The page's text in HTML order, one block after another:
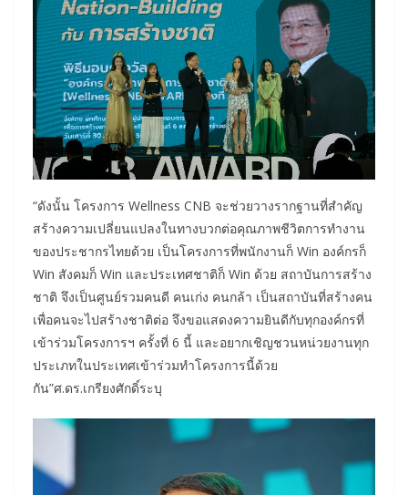
“ดังนั้น โครงการ Wellness CNB จะช่วยวางรากฐานที่สำคัญ
สร้างความเปลี่ยนแปลงในทางบวกต่อคุณภาพชีวิตการทำงาน
ของประชากรไทยด้วย เป็นโครงการที่พนักงานก็ Win องค์กรก็
Win สังคมก็ Win และประเทศชาติก็ Win ด้วย สถาบันการสร้าง
ชาติ จึงเป็นศูนย์รวมคนดี คนเก่ง คนกล้า เป็นสถาบันที่สร้างคน
เพื่อคนจะไปสร้างชาติต่อ จึงขอแสดงความยินดีกับทุกองค์กรที่
เข้าร่วมโครงการฯ ครั้งที่ 6 นี้ และอยากเชิญชวนหน่วยงานทุก
ประเภทในประเทศเข้าร่วมทำโครงการนี้ด้วย
กัน”ศ.ดร.เกรียงศักดิ์ระบุ